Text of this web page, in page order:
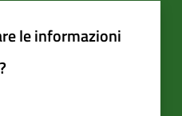
le informazioni